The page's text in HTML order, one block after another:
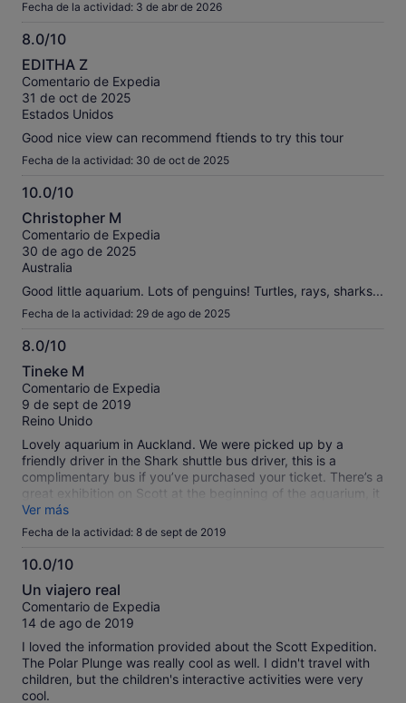
Fecha de la actividad: 3 de abr de 2026
8.0/10
8.0
sobre
10
EDITHA Z
Comentario de Expedia
31 de oct de 2025
Estados Unidos
Good nice view can recommend ftiends to try this tour
Fecha de la actividad: 30 de oct de 2025
10.0/10
10.0
sobre
10
Christopher M
Comentario de Expedia
30 de ago de 2025
Australia
Good little aquarium. Lots of penguins! Turtles, rays, sharks...
Fecha de la actividad: 29 de ago de 2025
8.0/10
8.0
sobre
10
Tineke M
Comentario de Expedia
9 de sept de 2019
Reino Unido
Lovely aquarium in Auckland. We were picked up by a
friendly driver in the Shark shuttle bus driver, this is a
complimentary bus if you’ve purchased your ticket. There’s a
great exhibition on Scott at the beginning of the aquarium, it
gives a feeling of the courage and sheer determination of the
crew. But the main attraction....the penguins outshine
everything. The baby penguins were still looking like
mammoth penguins. They are inquisitive creatures and will
come up to the window as if you are the ones to be looked
at! The staff are polite and overall it’s a great experience that
takes you into New Zealand waters. Look out for the turtle,
he’s a star. If it’s spring, wrap up, it can be chilly in there.
Ver más
Fecha de la actividad: 8 de sept de 2019
10.0/10
10.0
sobre
10
Un viajero real
Comentario de Expedia
14 de ago de 2019
I loved the information provided about the Scott Expedition.
The Polar Plunge was really cool as well. I didn't travel with
children, but the children's interactive activities were very
cool.